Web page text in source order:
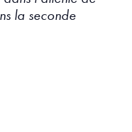
la seconde